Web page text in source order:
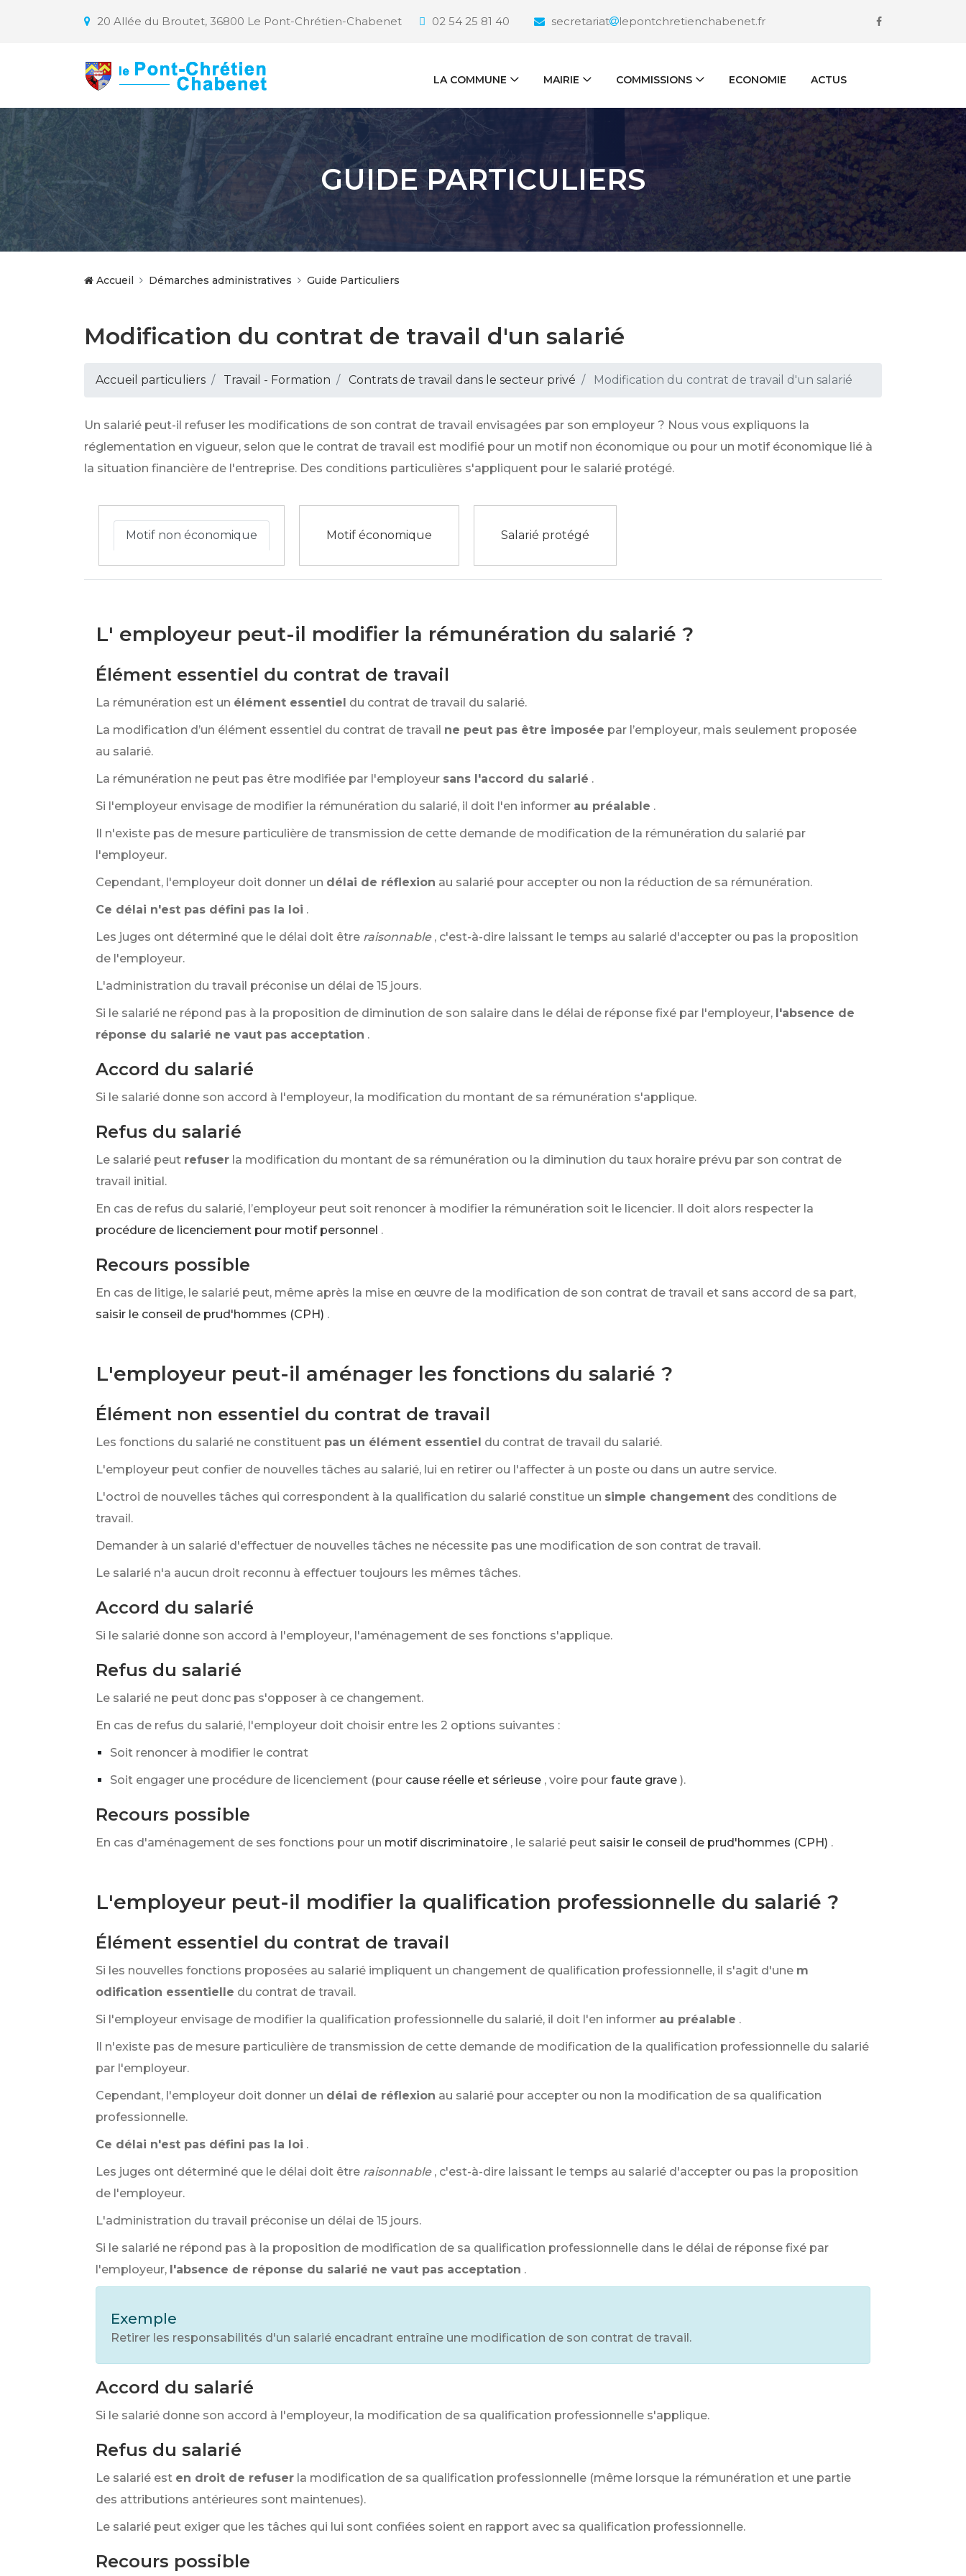
20 Allée du Broutet, 36800 Le Pont-Chrétien-Chabenet 02 54 25 81 40 secretariat lepontchretienchabenet.fr
LA COMMUNE MAIRIE COMMISSIONS ECONOMIE ACTUS
GUIDE PARTICULIERS
Accueil Démarches administratives Guide Particuliers
Modification du contrat de travail d'un salarié
Accueil particuliers Travail - Formation Contrats de travail dans le secteur privé Modification du contrat de travail d'un salarié
Un salarié peut-il refuser les modifications de son contrat de travail envisagées par son employeur ? Nous vous expliquons la
réglementation en vigueur, selon que le contrat de travail est modifié pour un motif non économique ou pour un motif économique lié à
la situation financière de l'entreprise. Des conditions particulières s'appliquent pour le salarié protégé.
Motif non économique Motif économique Salarié protégé
L' employeur peut-il modifier la rémunération du salarié ?
Élément essentiel du contrat de travail
La rémunération est un élément essentiel du contrat de travail du salarié.
La modification d’un élément essentiel du contrat de travail ne peut pas être imposée par l’employeur, mais seulement proposée
au salarié.
La rémunération ne peut pas être modifiée par l'employeur sans l'accord du salarié .
Si l'employeur envisage de modifier la rémunération du salarié, il doit l'en informer au préalable .
Il n'existe pas de mesure particulière de transmission de cette demande de modification de la rémunération du salarié par
l'employeur.
Cependant, l'employeur doit donner un délai de réflexion au salarié pour accepter ou non la réduction de sa rémunération.
Ce délai n'est pas défini pas la loi .
Les juges ont déterminé que le délai doit être raisonnable , c'est-à-dire laissant le temps au salarié d'accepter ou pas la proposition
de l'employeur.
L'administration du travail préconise un délai de 15 jours.
Si le salarié ne répond pas à la proposition de diminution de son salaire dans le délai de réponse fixé par l'employeur, l'absence de
réponse du salarié ne vaut pas acceptation .
Accord du salarié
Si le salarié donne son accord à l'employeur, la modification du montant de sa rémunération s'applique.
Refus du salarié
Le salarié peut refuser la modification du montant de sa rémunération ou la diminution du taux horaire prévu par son contrat de
travail initial.
En cas de refus du salarié, l’employeur peut soit renoncer à modifier la rémunération soit le licencier. Il doit alors respecter la
procédure de licenciement pour motif personnel .
Recours possible
En cas de litige, le salarié peut, même après la mise en œuvre de la modification de son contrat de travail et sans accord de sa part,
saisir le conseil de prud'hommes (CPH) .
L'employeur peut-il aménager les fonctions du salarié ?
Élément non essentiel du contrat de travail
Les fonctions du salarié ne constituent pas un élément essentiel du contrat de travail du salarié.
L'employeur peut confier de nouvelles tâches au salarié, lui en retirer ou l'affecter à un poste ou dans un autre service.
L'octroi de nouvelles tâches qui correspondent à la qualification du salarié constitue un simple changement des conditions de
travail.
Demander à un salarié d'effectuer de nouvelles tâches ne nécessite pas une modification de son contrat de travail.
Le salarié n'a aucun droit reconnu à effectuer toujours les mêmes tâches.
Accord du salarié
Si le salarié donne son accord à l'employeur, l'aménagement de ses fonctions s'applique.
Refus du salarié
Le salarié ne peut donc pas s'opposer à ce changement.
En cas de refus du salarié, l'employeur doit choisir entre les 2 options suivantes :
Soit renoncer à modifier le contrat
Soit engager une procédure de licenciement (pour cause réelle et sérieuse , voire pour faute grave ).
Recours possible
En cas d'aménagement de ses fonctions pour un motif discriminatoire , le salarié peut saisir le conseil de prud'hommes (CPH) .
L'employeur peut-il modifier la qualification professionnelle du salarié ?
Élément essentiel du contrat de travail
Si les nouvelles fonctions proposées au salarié impliquent un changement de qualification professionnelle, il s'agit d'une m
odification essentielle du contrat de travail.
Si l'employeur envisage de modifier la qualification professionnelle du salarié, il doit l'en informer au préalable .
Il n'existe pas de mesure particulière de transmission de cette demande de modification de la qualification professionnelle du salarié
par l'employeur.
Cependant, l'employeur doit donner un délai de réflexion au salarié pour accepter ou non la modification de sa qualification
professionnelle.
Ce délai n'est pas défini pas la loi .
Les juges ont déterminé que le délai doit être raisonnable , c'est-à-dire laissant le temps au salarié d'accepter ou pas la proposition
de l'employeur.
L'administration du travail préconise un délai de 15 jours.
Si le salarié ne répond pas à la proposition de modification de sa qualification professionnelle dans le délai de réponse fixé par
l'employeur, l'absence de réponse du salarié ne vaut pas acceptation .
Exemple
Retirer les responsabilités d'un salarié encadrant entraîne une modification de son contrat de travail.
Accord du salarié
Si le salarié donne son accord à l'employeur, la modification de sa qualification professionnelle s'applique.
Refus du salarié
Le salarié est en droit de refuser la modification de sa qualification professionnelle (même lorsque la rémunération et une partie
des attributions antérieures sont maintenues).
Le salarié peut exiger que les tâches qui lui sont confiées soient en rapport avec sa qualification professionnelle.
Recours possible